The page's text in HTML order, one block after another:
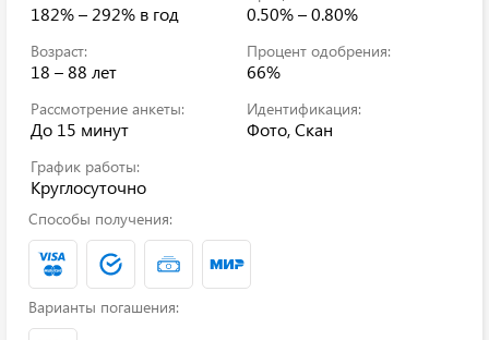
182% – 292% в год 0.50% – 0.80%
Возраст:
18 – 88 лет
Процент одобрения:
66%
Рассмотрение анкеты:
До 15 минут
Идентификация:
Фото, Скан
График работы:
Круглосуточно
Способы получения:
Варианты погашения: